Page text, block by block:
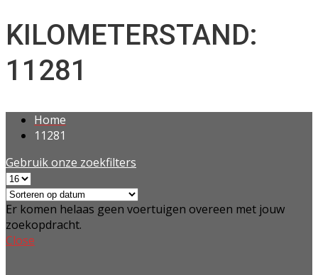
KILOMETERSTAND:
11281
Home
11281
Gebruik onze zoekfilters
Er komen helaas geen voertuigen overeen met jouw
zoekopdracht.
Close